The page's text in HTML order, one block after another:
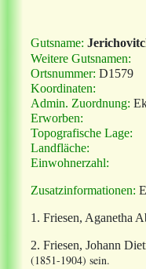
Gutsname:
Weitere Gutsnamen:
Ortsnummer: D1579
Koordinaten:
Admin. Zuordnung:
Erworben:
Topografische Lage:
Landfläche:
Einwohnerzahl:
Zusatzinformationen:
1. Friesen, Aganetha
2. Friesen, Johann
(1851-1904) sein.